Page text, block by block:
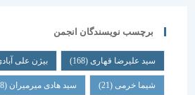
برچسب نویسندگان انجمن
سید علیرضا قهاری(168) بیژن علی آبادی(31)
شیما خرمی(21) سید هادی میرمیران(18)